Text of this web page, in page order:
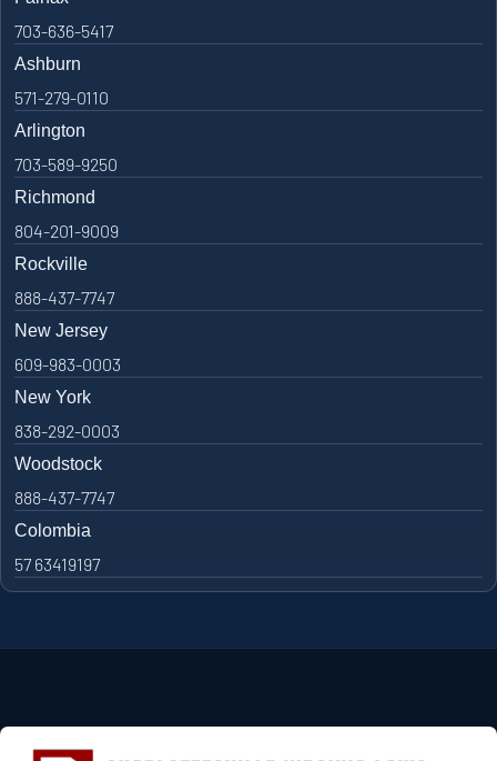
703-636-5417
Ashburn
571-279-0110
Arlington
703-589-9250
Richmond
804-201-9009
Rockville
888-437-7747
New Jersey
609-983-0003
New York
838-292-0003
Woodstock
888-437-7747
Colombia
57 63419197